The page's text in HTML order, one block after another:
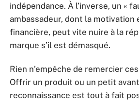
indépendance. À l’inverse, un «
ambassadeur, dont la motivation
financière, peut vite nuire à la
marque s’il est démasqué.
Rien n’empêche de remercier
Offrir un produit ou un petit
reconnaissance est tout à fait